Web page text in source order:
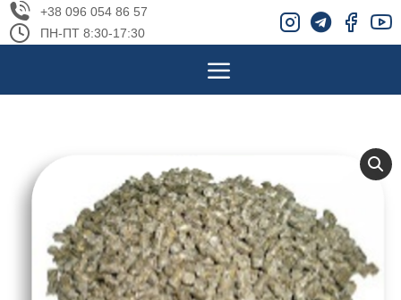
+38 096 054 86 57
ПН-ПТ 8:30-17:30